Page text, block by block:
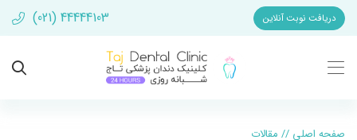
دریافت نوبت آنلاین (021) 44444103
صفحه اصلی // مقالات